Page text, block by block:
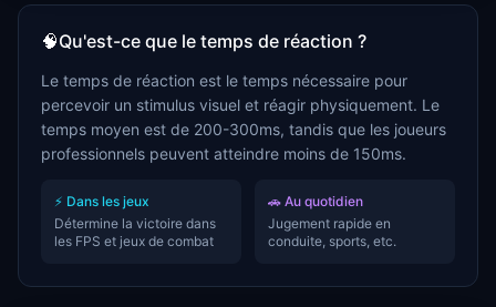
🧠Qu'est-ce que le temps de réaction ?
Le temps de réaction est le temps nécessaire pour
percevoir un stimulus visuel et réagir physiquement. Le
temps moyen est de 200-300ms, tandis que les joueurs
professionnels peuvent atteindre moins de 150ms.
⚡ Dans les jeux
Détermine la victoire dans
les FPS et jeux de combat
🚗 Au quotidien
Jugement rapide en
conduite, sports, etc.